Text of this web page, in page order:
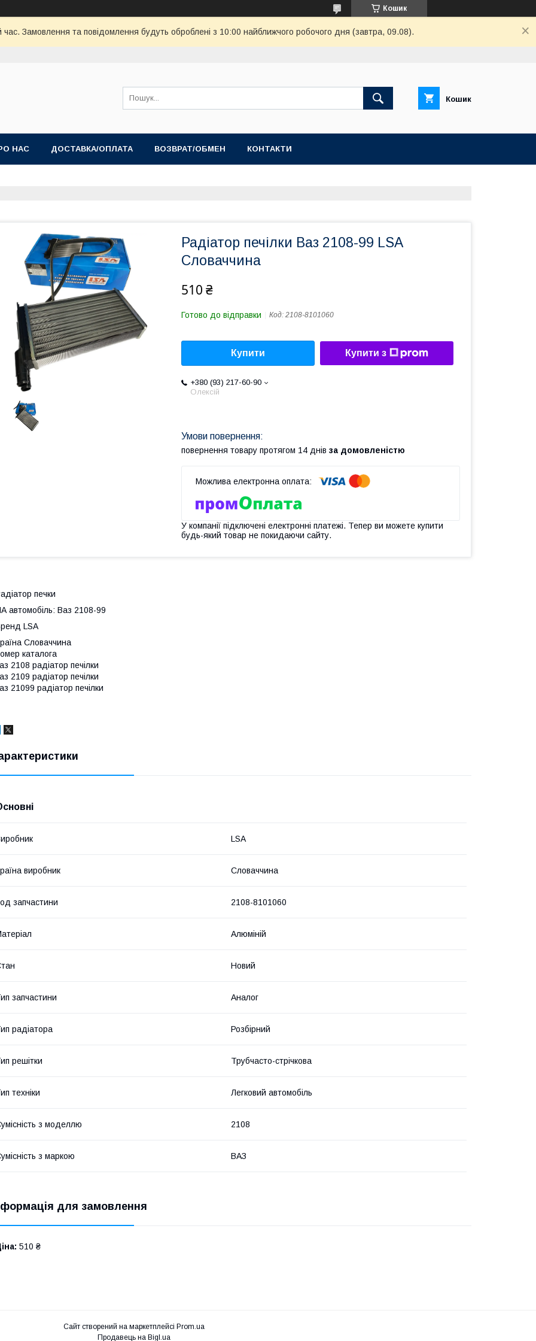
Кошик
час. Замовлення та повідомлення будуть оброблені з 10:00 найближчого робочого дня (завтра, 09.08).
Кошик
НАС ДОСТАВКА/ОПЛАТА ВОЗВРАТ/ОБМЕН КОНТАКТИ
Радіатор печілки Ваз 2108-99 LSA
Словаччина
510 ₴
Готово до відправки Код: 2108-8101060
Купити Купити з
+380 (93) 217-60-90
Олексій
повернення товару протягом 14 днів за домовленістю
У компанії підключені електронні платежі. Тепер ви можете купити
будь-який товар не покидаючи сайту.
печки
автомобіль: Ваз 2108-99
LSA
Словаччина
каталога
2108 радіатор печілки
2109 радіатор печілки
21099 радіатор печілки
LSA
виробник Словаччина
запчастини 2108-8101060
Алюміній
Новий
запчастини Аналог
радіатора Розбірний
решітки Трубчасто-стрічкова
техніки Легковий автомобіль
з моделлю 2108
з маркою ВАЗ
для замовлення
510 ₴
Сайт створений на маркетплейсі Prom.ua
Продавець на Bigl.ua